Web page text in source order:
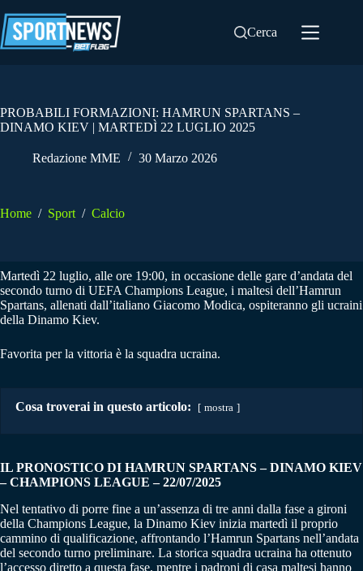
al
contenuto
Cerca
PROBABILI FORMAZIONI: HAMRUN SPARTANS –
DINAMO KIEV | MARTEDÌ 22 LUGLIO 2025
Redazione MME 30 Marzo 2026
Home / Sport / Calcio
Martedì 22 luglio, alle ore 19:00, in occasione delle gare d’andata del
secondo turno di UEFA Champions League, i maltesi dell’Hamrun
Spartans, allenati dall’italiano Giacomo Modica, ospiteranno gli ucraini
della Dinamo Kiev.
Favorita per la vittoria è la squadra ucraina.
Cosa troverai in questo articolo: mostra
IL PRONOSTICO DI HAMRUN SPARTANS – DINAMO KIEV
– CHAMPIONS LEAGUE – 22/07/2025
Nel tentativo di porre fine a un’assenza di tre anni dalla fase a gironi
della Champions League, la Dinamo Kiev inizia martedì il proprio
cammino di qualificazione, affrontando l’Hamrun Spartans nell’andata
del secondo turno preliminare. La storica squadra ucraina ha ottenuto
l’accesso diretto a questa fase, mentre i padroni di casa maltesi hanno